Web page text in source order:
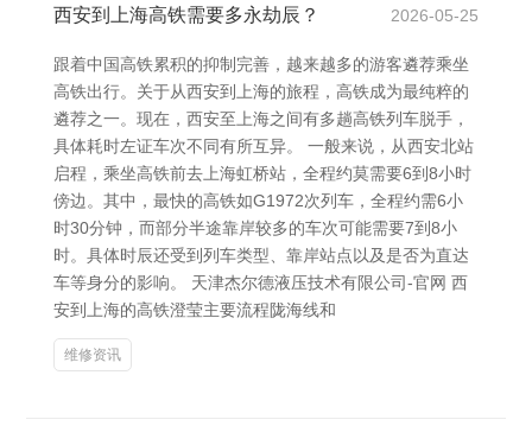
西安到上海高铁需要多永劫辰？ 2026-05-25
跟着中国高铁累积的抑制完善，越来越多的游客遴荐乘坐
高铁出行。关于从西安到上海的旅程，高铁成为最纯粹的
遴荐之一。现在，西安至上海之间有多趟高铁列车脱手，
具体耗时左证车次不同有所互异。 一般来说，从西安北站
启程，乘坐高铁前去上海虹桥站，全程约莫需要6到8小时
傍边。其中，最快的高铁如G1972次列车，全程约需6小
时30分钟，而部分半途靠岸较多的车次可能需要7到8小
时。具体时辰还受到列车类型、靠岸站点以及是否为直达
车等身分的影响。 天津杰尔德液压技术有限公司-官网 西
安到上海的高铁澄莹主要流程陇海线和
维修资讯